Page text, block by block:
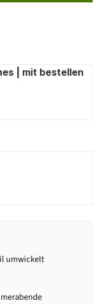
| mit bestellen
umwickelt